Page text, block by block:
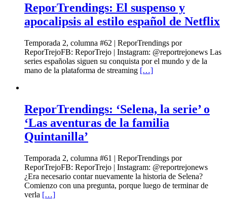
ReporTrendings: El suspenso y
apocalipsis al estilo español de Netflix
Temporada 2, columna #62 | ReporTrendings por
ReporTrejoFB: ReporTrejo | Instagram: @reportrejonews Las
series españolas siguen su conquista por el mundo y de la
mano de la plataforma de streaming […]
ReporTrendings: ‘Selena, la serie’ o
‘Las aventuras de la familia
Quintanilla’
Temporada 2, columna #61 | ReporTrendings por
ReporTrejoFB: ReporTrejo | Instagram: @reportrejonews
¿Era necesario contar nuevamente la historia de Selena?
Comienzo con una pregunta, porque luego de terminar de
verla […]